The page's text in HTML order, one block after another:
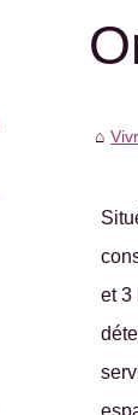
et 3